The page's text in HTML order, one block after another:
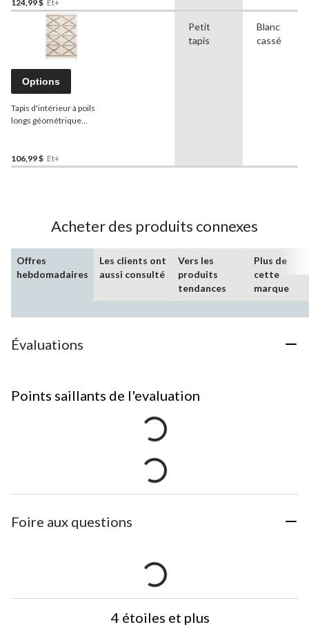
124,99 $ Et+
Options
Tapis d'intérieur à poils
longs géométrique
106,99 $ Et+
Petit
tapis
Blanc
cassé
Acheter des produits connexes
Offres
hebdomadaires
Les clients ont
aussi consulté
Vers les
produits
tendances
Plus de
cette
marque
Évaluations
Points saillants de l'evaluation
Foire aux questions
4 étoiles et plus